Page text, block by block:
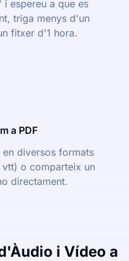
i espereu a que es
triga menys d'un
fitxer d'1 hora.
a PDF
diversos formats
o comparteix un
directament.
i Vídeo a